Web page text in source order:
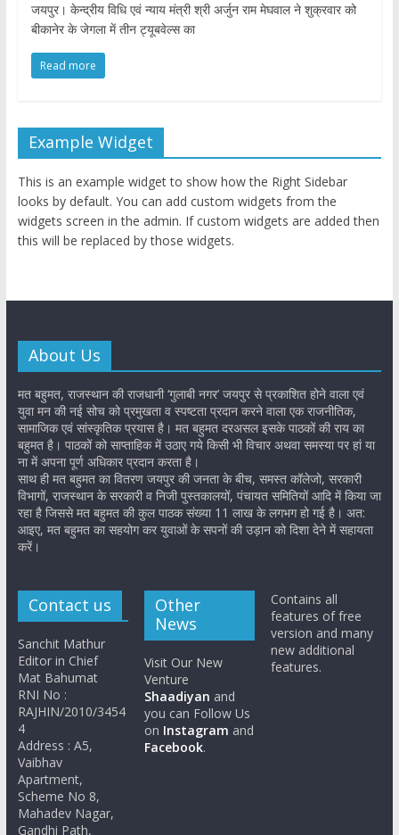
जयपुर। केन्द्रीय विधि एवं न्याय मंत्री श्री अर्जुन राम मेघवाल ने शुक्रवार को
बीकानेर के जेगला में तीन ट्यूबवेल्स का
Read more
Example Widget
This is an example widget to show how the Right Sidebar
looks by default. You can add custom widgets from the
widgets screen in the admin. If custom widgets are added then
this will be replaced by those widgets.
About Us
मत बहुमत, राजस्थान की राजधानी ‘गुलाबी नगर’ जयपुर से प्रकाशित होने वाला एवं
युवा मन की नई सोच को प्रमुखता व स्पष्टता प्रदान करने वाला एक राजनीतिक,
सामाजिक एवं सांस्कृतिक प्रयास है। मत बहुमत दरअसल इसके पाठकों की राय का
बहुमत है। पाठकों को साप्ताहिक में उठाए गये किसी भी विचार अथवा समस्या पर हां या
ना में अपना पूर्ण अधिकार प्रदान करता है।
साथ ही मत बहुमत का वितरण जयपुर की जनता के बीच, समस्त कॉलेजो, सरकारी
विभागों, राजस्थान के सरकारी व निजी पुस्तकालयों, पंचायत समितियों आदि में किया जा
रहा है जिससे मत बहुमत की कुल पाठक संख्या 11 लाख के लगभग हो गई है। अत:
आइए, मत बहुमत का सहयोग कर युवाओं के सपनों की उड़ान को दिशा देने में सहायता
करें।
Contact us
Sanchit Mathur
Editor in Chief
Mat Bahumat
RNI No :
RAJHIN/2010/3454
4
Address : A5,
Vaibhav
Apartment,
Scheme No 8,
Mahadev Nagar,
Gandhi Path,
Other
News
Visit Our New
Venture
Shaadiyan and
you can Follow Us
on Instagram and
Facebook.
Contains all
features of free
version and many
new additional
features.